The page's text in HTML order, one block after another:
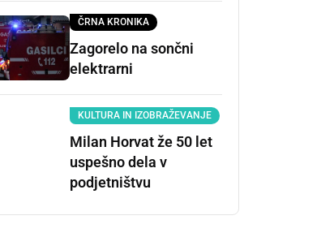
ČRNA KRONIKA
Zagorelo na sončni
elektrarni
KULTURA IN IZOBRAŽEVANJE
Milan Horvat že 50 let
uspešno dela v
podjetništvu